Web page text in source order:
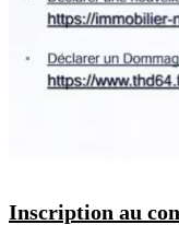
Inscription au